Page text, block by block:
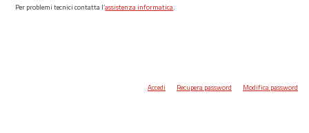
Per problemi tecnici contatta l’assistenza informatica.
Accedi Recupera password Modifica password